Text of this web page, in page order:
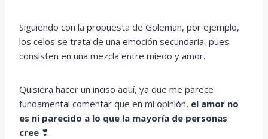
Siguiendo con la propuesta de Goleman, por ejemplo,
los celos se trata de una emoción secundaria, pues
consisten en una mezcla entre miedo y amor.
Quisiera hacer un inciso aquí, ya que me parece
fundamental comentar que en mi opinión, el amor no
es ni parecido a lo que la mayoría de personas
cree ❣.